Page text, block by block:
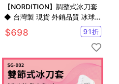
【NORDITION】調整式冰刀套
◆ 台灣製 現貨 外銷品質 冰球
鞋套 冰刀保護套 曲棍球 滑冰 另
CCM GRAF
$698 91折